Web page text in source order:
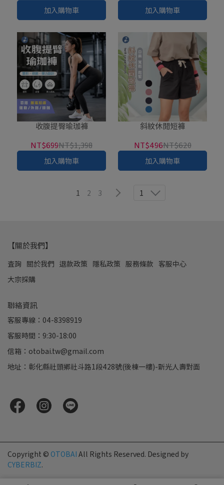
加入購物車 加入購物車
收腹提臀瑜珈褲
NT$699NT$1,398
加入購物車
斜紋休閒短褲
NT$496NT$620
加入購物車
1 2 3 1
【關於我們】
查詢 關於我們 退款政策 隱私政策 服務條款 客服中心
大宗採購
聯絡資訊
客服專線：04-8398919
客服時間：9:30-18:00
信箱：otobai.tw@gmail.com
地址：彰化縣社頭鄉社斗路1段428號(後棟一樓)-新光人壽對面
Copyright © OTOBAI All Rights Reserved. Designed by
CYBERBIZ.